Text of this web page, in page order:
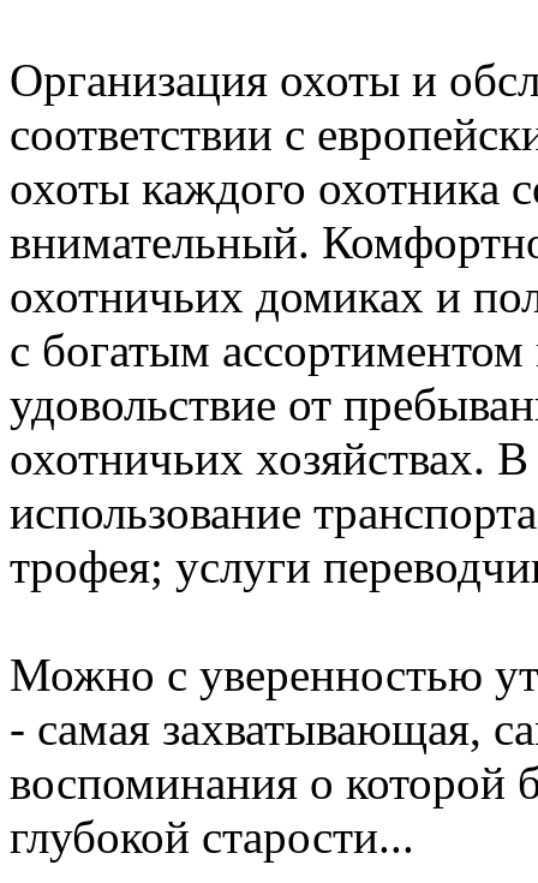
Организация охоты и
соответствии с
охоты каждого охотника
внимательный.
охотничьих домиках и
с богатым
удовольствие от
охотничьих хозяйствах.
использование
трофея; услуги
Можно с уверенностью
- самая захватывающая,
воспоминания о которой
глубокой старости...